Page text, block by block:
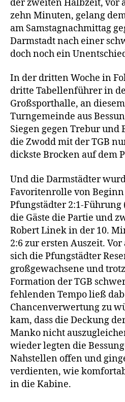
der zweiten Halbzeit, vor
zehn Minuten, gelang
am Samstagnachmittag
Darmstadt nach einer
doch noch ein
In der dritten Woche in
dritte Tabellenführer in
Großsporthalle, an
Turngemeinde aus
Siegen gegen Trebur
die Zwodd mit der TGB
dickste Brocken auf dem
Und die Darmstädter
Favoritenrolle von
Pfungstädter 2:1-
die Gäste die Partie und
Robert Linek in der 10.
2:6 zur ersten Auszeit.
sich die Pfungstädter
großgewachsene und
Formation der TGB
fehlenden Tempo ließ
Chancenverwertung zu
kam, dass die Deckung
Manko nicht
wieder legten die
Nahstellen offen und
verdienten, wie
in die Kabine.